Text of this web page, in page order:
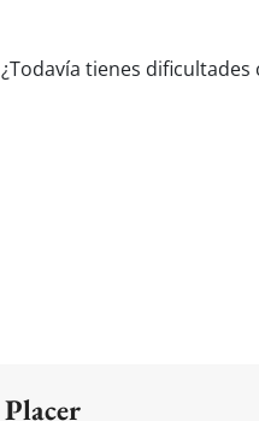
¿Todavía tienes
Placer